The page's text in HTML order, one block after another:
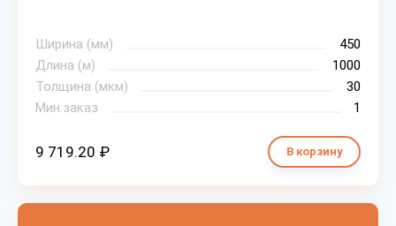
Ширина (мм)
450
Длина (м)
1000
Толщина (мкм)
30
Мин.заказ
1
9 719.20 ₽ В корзину